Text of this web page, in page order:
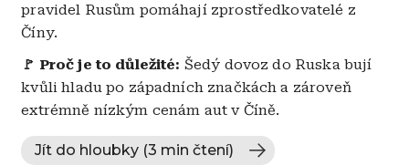
pravidel Rusům pomáhají zprostředkovatelé z
Číny.
🚩 Proč je to důležité: Šedý dovoz do Ruska bují
kvůli hladu po západních značkách a zároveň
extrémně nízkým cenám aut v Číně.
Jít do hloubky (3 min čtení)